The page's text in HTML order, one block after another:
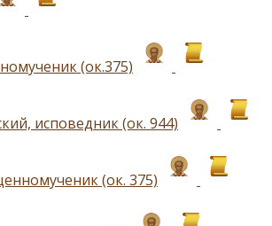
(ок.375)
исповедник (ок. 944)
(ок. 375)